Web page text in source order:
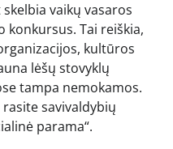
vaikų vasaros
Tai reiškia,
kultūros
lėšų stovyklų
tampa nemokamos.
savivaldybių
parama“.